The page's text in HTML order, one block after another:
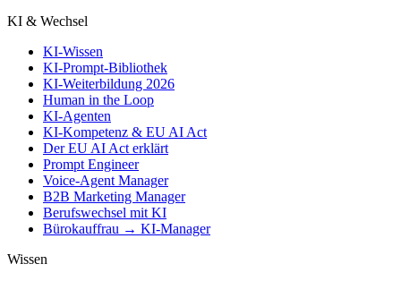
KI & Wechsel
KI-Wissen
KI-Prompt-Bibliothek
KI-Weiterbildung 2026
Human in the Loop
KI-Agenten
KI-Kompetenz & EU AI Act
Der EU AI Act erklärt
Prompt Engineer
Voice-Agent Manager
B2B Marketing Manager
Berufswechsel mit KI
Bürokauffrau → KI-Manager
Wissen